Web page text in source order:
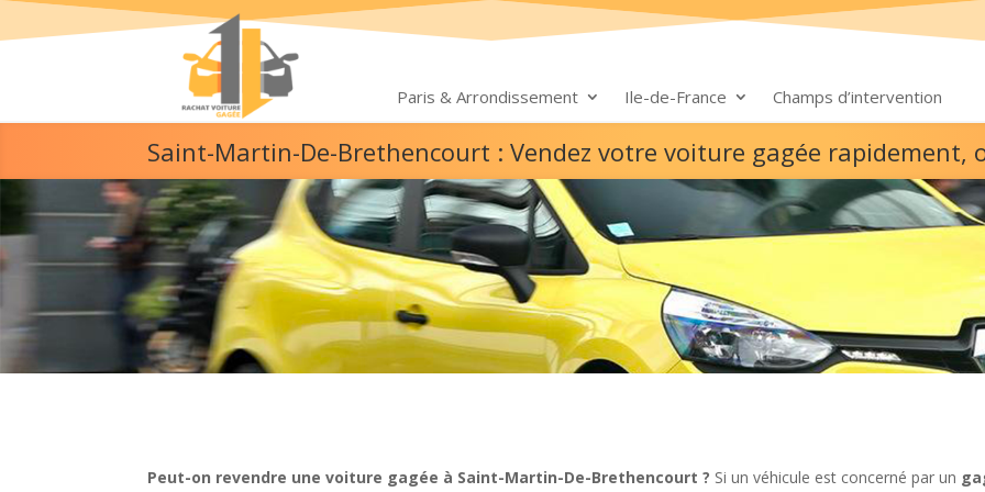
Paris & Arrondissement Ile-de-France Champs d’intervention
Saint-Martin-De-Brethencourt : Vendez votre voiture gagée rapidement,
Peut-on revendre une voiture gagée à Saint-Martin-De-Brethencourt ? Si un véhicule est concerné par un